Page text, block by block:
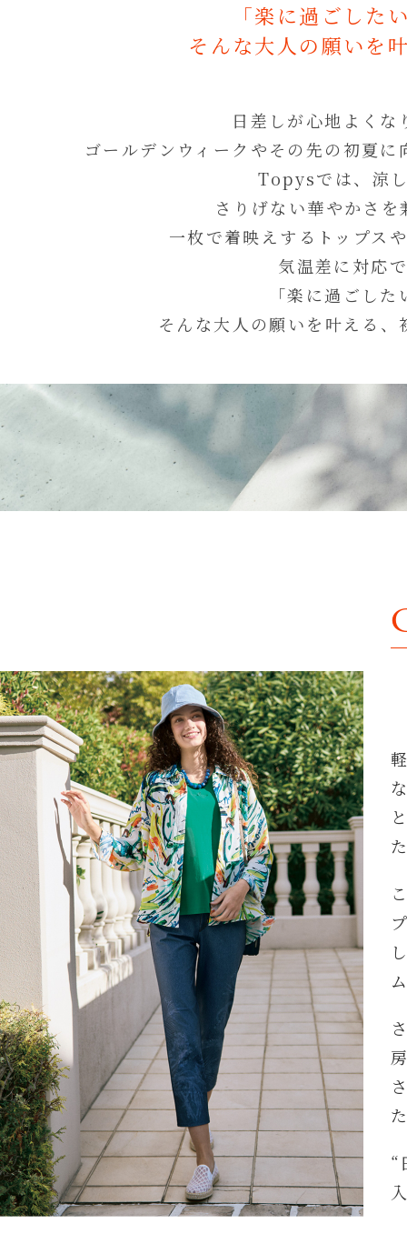
「楽に過ごした
そんな大人の願いを
日差しが心地よく
ゴールデンウィークやその先の初夏
Topysでは、涼
さりげない華やかさ
一枚で着映えするトップス
気温差に対応
「楽に過ごし
そんな大人の願いを叶える
“